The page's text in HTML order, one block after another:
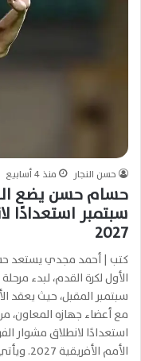
حسن النجار منذ 4 أسابيع
حسام حسن يضع
سبتمبر استعدادًا
2027
كتب | أحمد مجدي يستعد
الأول لكرة القدم، لبدء
سبتمبر المقبل، حيث يعقد
مع أعضاء جهازه المعاون،
استعدادًا لانطلاق مشوار
الأمم الأفريقية 2027. ويأتي التحضير المبكر في إطار…